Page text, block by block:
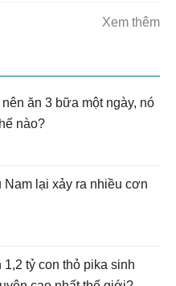
Xem thêm
ăn 3 bữa một ngày, nó
nào?
Nam lại xảy ra nhiều cơn
tỷ con thỏ pika sinh